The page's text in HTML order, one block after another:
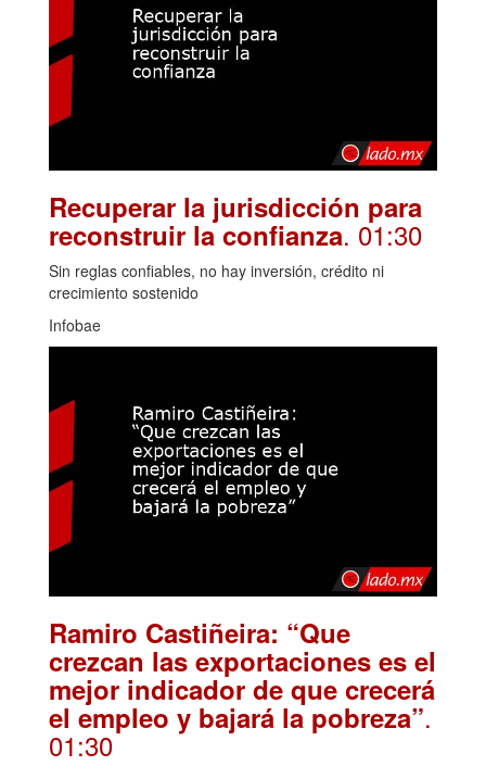
Recuperar la jurisdicción para
reconstruir la confianza. 01:30
Sin reglas confiables, no hay inversión, crédito ni
crecimiento sostenido
Infobae
Ramiro Castiñeira: “Que
crezcan las exportaciones es el
mejor indicador de que crecerá
el empleo y bajará la pobreza”.
01:30